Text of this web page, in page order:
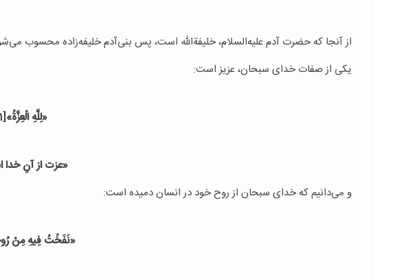
از آنجا که حضرت آدم علیه‌السلام، خلیفة‌الله است، پس بنی‌آدم خلیفه‌زاده محسوب
یکی از صفات خدای سبحان، عزیز است:
«لِلَّهِ الْعِزَّةُ»[1]
«عزت از آنِ
و می‌دانیم که خدای سبحان از روح خود در انسان دمیده است:
«نَفَخْتُ فِیهِ مِنْ